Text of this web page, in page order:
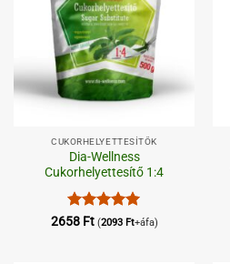
CUKORHELYETTESÍTŐK
Dia-Wellness
Cukorhelyettesítő 1:4
Értékelés:5
2658 Ft (2093 Ft+áfa)